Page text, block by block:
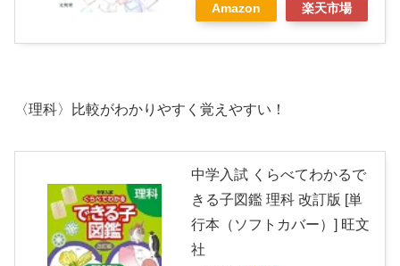
Amazon 楽天市場
〈理科〉比較がわかりやすく覚えやすい！
中学入試 くらべてわかるで
きる子図鑑 理科 改訂版 [単
行本（ソフトカバー）] 旺文
社